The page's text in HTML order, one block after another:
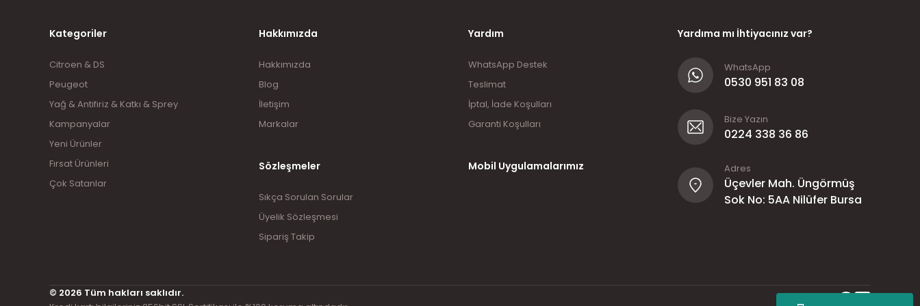
Kategoriler
Citroen & DS
Peugeot
Yağ & Antifiriz & Katkı & Sprey
Kampanyalar
Yeni Ürünler
Fırsat Ürünleri
Çok Satanlar
Hakkımızda
Hakkımızda
Blog
İletişim
Markalar
Sözleşmeler
Sıkça Sorulan Sorular
Üyelik Sözleşmesi
Sipariş Takip
Yardım
WhatsApp Destek
Teslimat
İptal, İade Koşulları
Garanti Koşulları
Mobil Uygulamalarımız
Yardıma mı İhtiyacınız var?
WhatsApp
0530 951 83 08
Bize Yazın
0224 338 36 86
Adres
Üçevler Mah. Üngörmüş
Sok No: 5AA Nilüfer Bursa
© 2026 Tüm hakları saklıdır.